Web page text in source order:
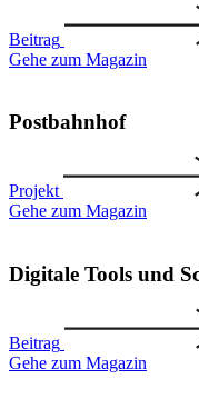
Beitrag
Gehe zum Magazin
Postbahnhof
Projekt
Gehe zum Magazin
Digitale Tools und
Beitrag
Gehe zum Magazin